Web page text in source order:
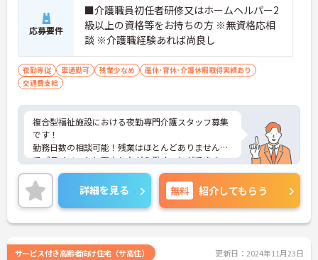
応募要件
■介護職員初任者研修又はホームヘルパー2
級以上の資格等をお持ちの方 ※無資格応相
談 ※介護職経験あれば尚良し
夜勤専従 車通勤可 残業少なめ
産休･育休･介護休暇取得実績あり
交通費支給
複合型福祉施設における夜勤専門介護スタッフ募集
です！
勤務日数の相談可能！残業はほとんどありませんの
でプライベートと両立しながら働くことができま
す！
ご興味ある方には、面接のポイントなど、さらに詳
細をお話致しますのでお気軽にご相談ください。
詳細を見る 無料 紹介してもらう
サービス付き高齢者向け住宅（サ高住） 更新日：2024年11月23日